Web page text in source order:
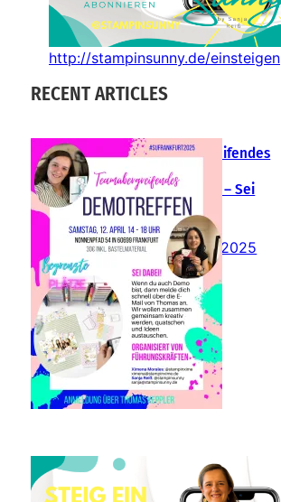
http://stampinsunny.de/einsteigen
RECENT ARTICLES
Teamübergreifendes
Stampin‘ Up!
Demotreffen – Sei
dabei!
26. Februar 2025
Einsteigen 2025 im
Team Stampin‘ Sunny